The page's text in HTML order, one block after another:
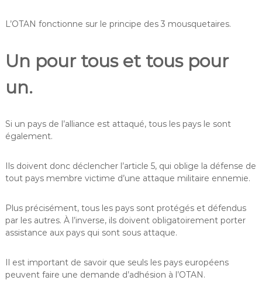
L’OTAN fonctionne sur le principe des 3 mousquetaires.
Un pour tous et tous pour
un.
Si un pays de l’alliance est attaqué, tous les pays le sont
également.
Ils doivent donc déclencher l’article 5, qui oblige la défense de
tout pays membre victime d’une attaque militaire ennemie.
Plus précisément, tous les pays sont protégés et défendus
par les autres. À l’inverse, ils doivent obligatoirement porter
assistance aux pays qui sont sous attaque.
Il est important de savoir que seuls les pays européens
peuvent faire une demande d’adhésion à l’OTAN.